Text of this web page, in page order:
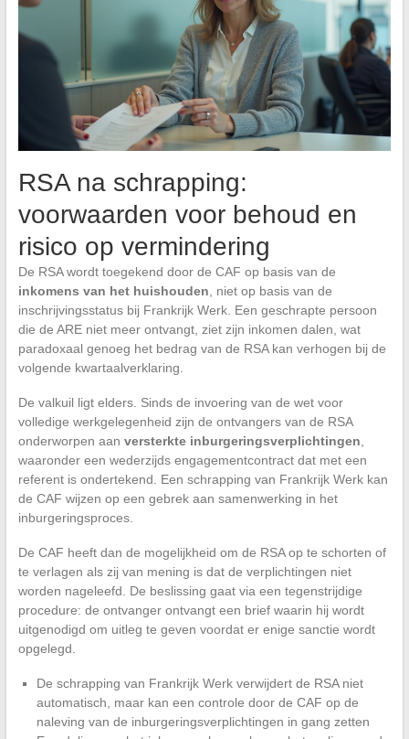
RSA na schrapping:
voorwaarden voor behoud en
risico op vermindering
De RSA wordt toegekend door de CAF op basis van de
inkomens van het huishouden , niet op basis van de
inschrijvingsstatus bij Frankrijk Werk. Een geschrapte persoon
die de ARE niet meer ontvangt, ziet zijn inkomen dalen, wat
paradoxaal genoeg het bedrag van de RSA kan verhogen bij de
volgende kwartaalverklaring.
De valkuil ligt elders. Sinds de invoering van de wet voor
volledige werkgelegenheid zijn de ontvangers van de RSA
onderworpen aan versterkte inburgeringsverplichtingen
waaronder een wederzijds engagementcontract dat met een
referent is ondertekend. Een schrapping van Frankrijk Werk kan
de CAF wijzen op een gebrek aan samenwerking in het
inburgeringsproces.
De CAF heeft dan de mogelijkheid om de RSA op te schorten of
te verlagen als zij van mening is dat de verplichtingen niet
worden nageleefd. De beslissing gaat via een tegenstrijdige
procedure: de ontvanger ontvangt een brief waarin hij wordt
uitgenodigd om uitleg te geven voordat er enige sanctie wordt
opgelegd.
De schrapping van Frankrijk Werk verwijdert de RSA niet
automatisch, maar kan een controle door de CAF op de
naleving van de inburgeringsverplichtingen in gang zetten